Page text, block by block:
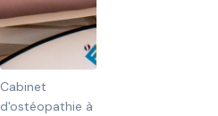
Cabinet
d'ostéopathie à